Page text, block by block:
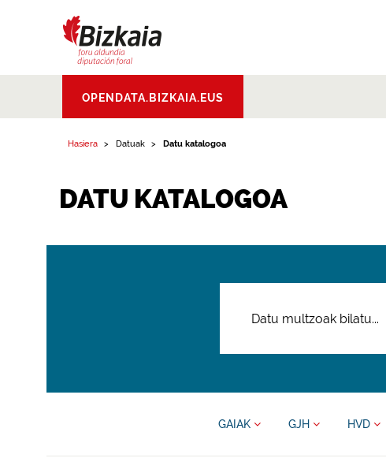
Aldundia.Diputacion
Foral de Bizkaia
OPENDATA.BIZKAIA.EUS
Hasiera Datuak Datu katalogoa
DATU KATALOGOA
GAIAK GJH HVD